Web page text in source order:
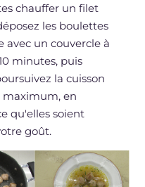
chauffer un filet
les boulettes
avec un couvercle à
minutes, puis
la cuisson
maximum, en
qu'elles soient
goût.